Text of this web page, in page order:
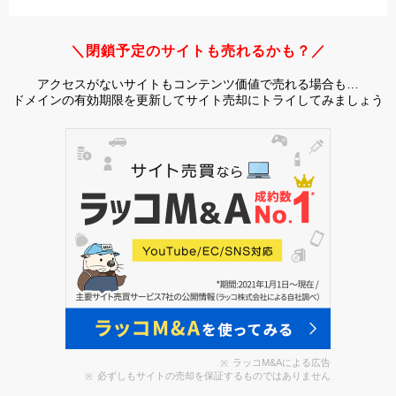
＼閉鎖予定のサイトも売れるかも？／
アクセスがないサイトもコンテンツ価値で売れる場合も…
ドメインの有効期限を更新してサイト売却にトライしてみましょう
ラッコM&Aによる広告
必ずしもサイトの売却を保証するものではありません